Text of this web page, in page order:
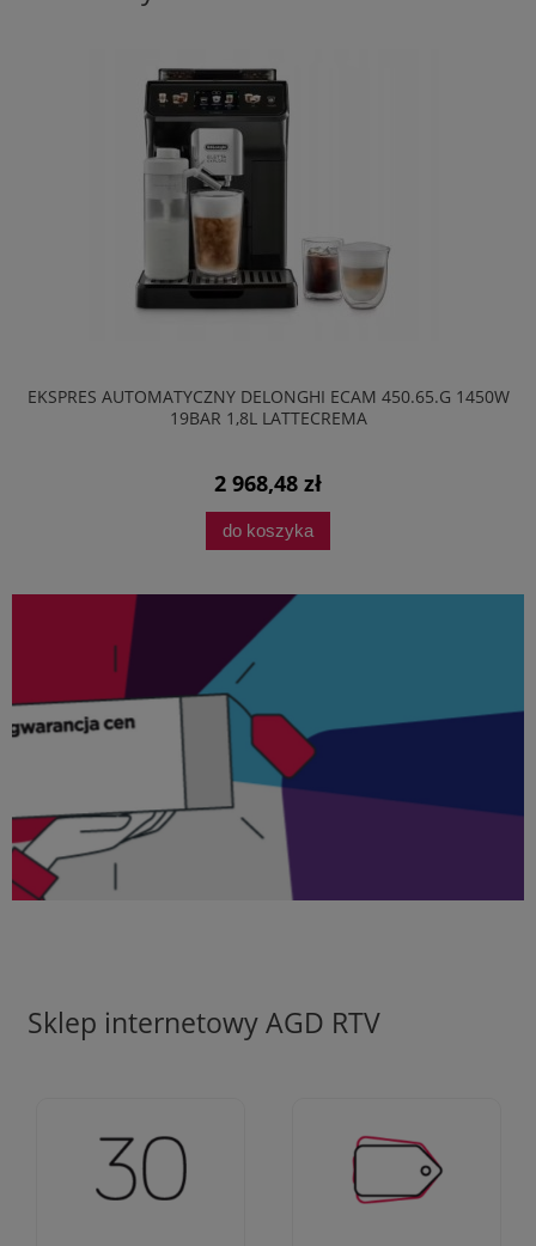
EKSPRES AUTOMATYCZNY DELONGHI ECAM 450.65.G 1450W
19BAR 1,8L LATTECREMA
2 968,48 zł
do koszyka
Sklep internetowy AGD RTV
Jesteśmy firmą z 30-
Ciężko pracujemy aby
zapewnić najlepsze